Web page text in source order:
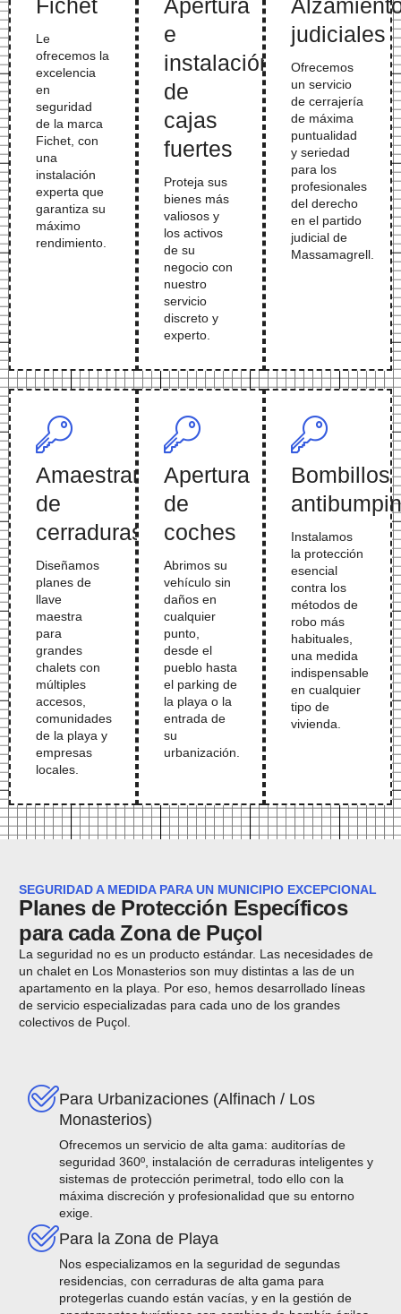
Fichet
Le
ofrecemos la
excelencia
en
seguridad
de la marca
Fichet, con
una
instalación
experta que
garantiza su
máximo
rendimiento.
Apertura
e
instalación
de
cajas
fuertes
Proteja sus
bienes más
valiosos y
los activos
de su
negocio con
nuestro
servicio
discreto y
experto.
judiciales
Ofrecemos
un servicio
de cerrajería
de máxima
puntualidad
y seriedad
para los
profesionales
del derecho
en el partido
judicial de
Massamagrell.
Amaestramiento
de
cerraduras
Diseñamos
planes de
llave
maestra
para
grandes
chalets con
múltiples
accesos,
comunidades
de la playa y
empresas
locales.
Apertura
de
coches
Abrimos su
vehículo sin
daños en
cualquier
punto,
desde el
pueblo hasta
el parking de
la playa o la
entrada de
su
urbanización.
Bombillos
Instalamos
la protección
esencial
contra los
métodos de
robo más
habituales,
una medida
indispensable
en cualquier
tipo de
vivienda.
SEGURIDAD A MEDIDA PARA UN MUNICIPIO EXCEPCIONAL
Planes de Protección Específicos
para cada Zona de Puçol
La seguridad no es un producto estándar. Las necesidades de
un chalet en Los Monasterios son muy distintas a las de un
apartamento en la playa. Por eso, hemos desarrollado líneas
de servicio especializadas para cada uno de los grandes
colectivos de Puçol.
Para Urbanizaciones (Alfinach / Los
Monasterios)
Ofrecemos un servicio de alta gama: auditorías de
seguridad 360º, instalación de cerraduras inteligentes y
sistemas de protección perimetral, todo ello con la
máxima discreción y profesionalidad que su entorno
exige.
Para la Zona de Playa
Nos especializamos en la seguridad de segundas
residencias, con cerraduras de alta gama para
protegerlas cuando están vacías, y en la gestión de